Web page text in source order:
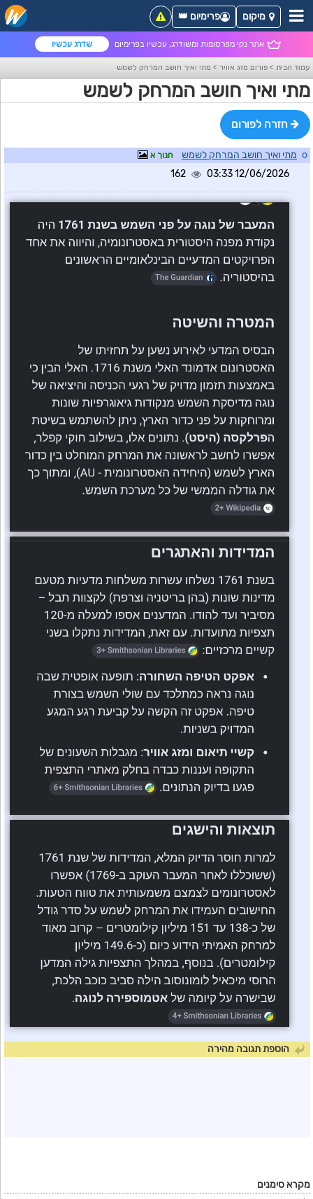
אתר נקי מפרסומות ומשודרג, עכשיו בפרימיום שדרג עכשיו
מיקום פרימיום 👑
עמוד הבית > פורום מזג אוויר > מתי ואיך חושב המרחק לשמש
מתי ואיך חושב המרחק לשמש
חזרה לפורום
o מתי ואיך חושב המרחק לשמש חנוך א
12/06/2026 03:33
162
הוספת תגובה מהירה
מקרא סימנים